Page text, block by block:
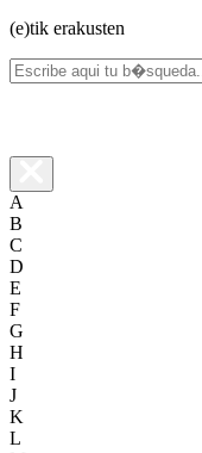
(e)tik erakusten
A
B
C
D
E
F
G
H
I
J
K
L